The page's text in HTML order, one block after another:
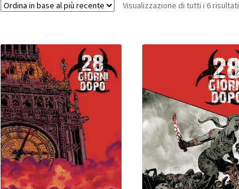
Visualizzazione di tutti i 6 risultati